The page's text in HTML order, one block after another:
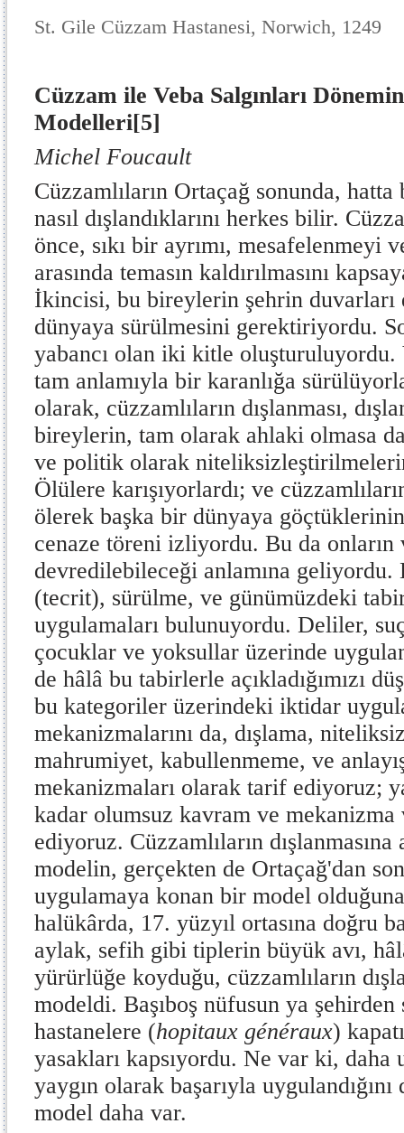
St. Gile Cüzzam Hastanesi, Norwich, 1249
Cüzzam ile Veba Salgınları
Modelleri[5]
Michel Foucault
Cüzzamlıların Ortaçağ sonunda,
nasıl dışlandıklarını herkes bilir.
önce, sıkı bir ayrımı,
arasında temasın kaldırılmasını
İkincisi, bu bireylerin şehrin duvarları
dünyaya sürülmesini gerektiriyordu.
yabancı olan iki kitle oluşturuluyordu.
tam anlamıyla bir karanlığa
olarak, cüzzamlıların dışlanması,
bireylerin, tam olarak ahlaki olmasa
ve politik olarak
Ölülere karışıyorlardı; ve
ölerek başka bir dünyaya
cenaze töreni izliyordu. Bu da onların
devredilebileceği anlamına geliyordu.
(tecrit), sürülme, ve günümüzdeki
uygulamaları bulunuyordu. Deliler,
çocuklar ve yoksullar üzerinde
de hâlâ bu tabirlerle açıkladığımızı
bu kategoriler üzerindeki iktidar
mekanizmalarını da, dışlama,
mahrumiyet, kabullenmeme, ve
mekanizmaları olarak tarif ediyoruz;
kadar olumsuz kavram ve
ediyoruz. Cüzzamlıların
modelin, gerçekten de Ortaçağ'dan
uygulamaya konan bir model
halükârda, 17. yüzyıl ortasına doğru
aylak, sefih gibi tiplerin büyük avı,
yürürlüğe koyduğu, cüzzamlıların
modeldi. Başıboş nüfusun ya
hastanelere (hopitaux généraux)
yasakları kapsıyordu. Ne var ki, daha
yaygın olarak başarıyla
model daha var.